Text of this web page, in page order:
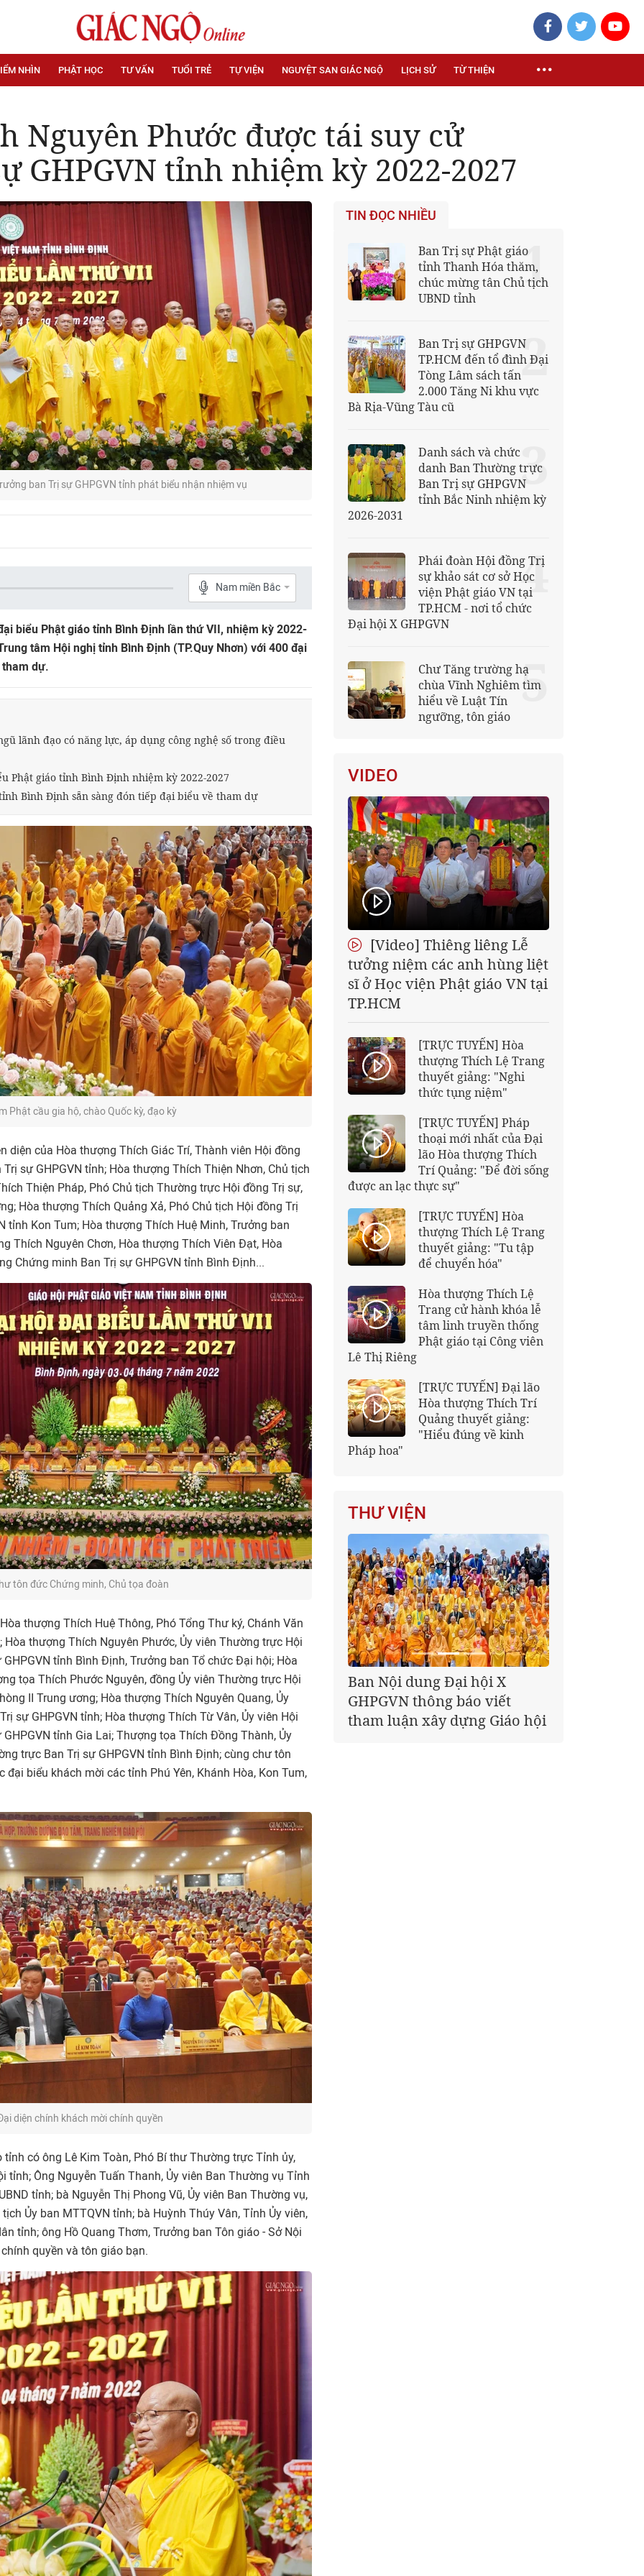
NHÌN PHẬT HỌC TƯ VẤN TUỔI TRẺ TỰ VIỆN NGUYỆT SAN GIÁC NGỘ LỊCH SỬ TỪ THIỆN
Nguyên Phước được tái suy cử
GHPGVN tỉnh nhiệm kỳ 2022-2027
ban Trị sự GHPGVN tỉnh phát biểu nhận nhiệm vụ
Nam miền Bắc
biểu Phật giáo tỉnh Bình Định lần thứ VII, nhiệm kỳ 2022-
tâm Hội nghị tỉnh Bình Định (TP.Quy Nhơn) với 400 đại
dự.
lãnh đạo có năng lực, áp dụng công nghệ số trong điều
Phật giáo tỉnh Bình Định nhiệm kỳ 2022-2027
Bình Định sẵn sàng đón tiếp đại biểu về tham dự
Phật cầu gia hộ, chào Quốc kỳ, đạo kỳ
diện của Hòa thượng Thích Giác Trí, Thành viên Hội đồng
sự GHPGVN tỉnh; Hòa thượng Thích Thiện Nhơn, Chủ tịch
Thiện Pháp, Phó Chủ tịch Thường trực Hội đồng Trị sự,
Hòa thượng Thích Quảng Xả, Phó Chủ tịch Hội đồng Trị
tỉnh Kon Tum; Hòa thượng Thích Huệ Minh, Trưởng ban
Thích Nguyên Chơn, Hòa thượng Thích Viên Đạt, Hòa
Chứng minh Ban Trị sự GHPGVN tỉnh Bình Định...
tôn đức Chứng minh, Chủ tọa đoàn
thượng Thích Huệ Thông, Phó Tổng Thư ký, Chánh Văn
Hòa thượng Thích Nguyên Phước, Ủy viên Thường trực Hội
tỉnh Bình Định, Trưởng ban Tổ chức Đại hội; Hòa
tọa Thích Phước Nguyên, đồng Ủy viên Thường trực Hội
II Trung ương; Hòa thượng Thích Nguyên Quang, Ủy
sự GHPGVN tỉnh; Hòa thượng Thích Từ Vân, Ủy viên Hội
tỉnh Gia Lai; Thượng tọa Thích Đồng Thành, Ủy
trực Ban Trị sự GHPGVN tỉnh Bình Định; cùng chư tôn
biểu khách mời các tỉnh Phú Yên, Khánh Hòa, Kon Tum,
diện chính khách mời chính quyền
có ông Lê Kim Toàn, Phó Bí thư Thường trực Tỉnh ủy,
tỉnh; Ông Nguyễn Tuấn Thanh, Ủy viên Ban Thường vụ Tỉnh
tỉnh; bà Nguyễn Thị Phong Vũ, Ủy viên Ban Thường vụ,
Ủy ban MTTQVN tỉnh; bà Huỳnh Thúy Vân, Tỉnh Ủy viên,
tỉnh; ông Hồ Quang Thơm, Trưởng ban Tôn giáo - Sở Nội
quyền và tôn giáo bạn.
TIN ĐỌC NHIỀU
Ban Trị sự Phật giáo
tỉnh Thanh Hóa thăm,
chúc mừng tân Chủ tịch
UBND tỉnh
1
Ban Trị sự GHPGVN
TP.HCM đến tổ đình Đại
Tòng Lâm sách tấn
2.000 Tăng Ni khu vực
Bà Rịa-Vũng Tàu cũ
2
Danh sách và chức
danh Ban Thường trực
Ban Trị sự GHPGVN
tỉnh Bắc Ninh nhiệm kỳ
2026-2031
3
Phái đoàn Hội đồng Trị
sự khảo sát cơ sở Học
viện Phật giáo VN tại
TP.HCM - nơi tổ chức
Đại hội X GHPGVN
4
Chư Tăng trường hạ
chùa Vĩnh Nghiêm tìm
hiểu về Luật Tín
ngưỡng, tôn giáo
5
VIDEO
[Video] Thiêng liêng Lễ
tưởng niệm các anh hùng liệt
sĩ ở Học viện Phật giáo VN tại
TP.HCM
[TRỰC TUYẾN] Hòa
thượng Thích Lệ Trang
thuyết giảng: "Nghi
thức tụng niệm"
[TRỰC TUYẾN] Pháp
thoại mới nhất của Đại
lão Hòa thượng Thích
Trí Quảng: "Để đời sống
được an lạc thực sự"
[TRỰC TUYẾN] Hòa
thượng Thích Lệ Trang
thuyết giảng: "Tu tập
để chuyển hóa"
Hòa thượng Thích Lệ
Trang cử hành khóa lễ
tâm linh truyền thống
Phật giáo tại Công viên
Lê Thị Riêng
[TRỰC TUYẾN] Đại lão
Hòa thượng Thích Trí
Quảng thuyết giảng:
"Hiểu đúng về kinh
Pháp hoa"
THƯ VIỆN
Giáo hội kêu gọi Tăng Ni,
Phật tử cả nước thể hiện tấm
lòng tri ân trọn vẹn nghĩa